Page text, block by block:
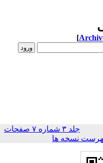
[
جلد ۳ شماره ۷ صفحات
نسخه ها